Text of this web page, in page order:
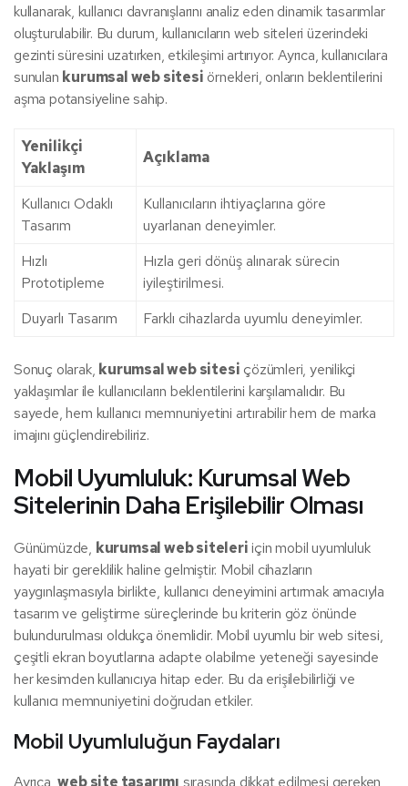
kullanarak, kullanıcı davranışlarını analiz eden dinamik tasarımlar
oluşturulabilir. Bu durum, kullanıcıların web siteleri üzerindeki
gezinti süresini uzatırken, etkileşimi artırıyor. Ayrıca, kullanıcılara
sunulan kurumsal web sitesi örnekleri, onların beklentilerini
aşma potansiyeline sahip.
Yenilikçi
Yaklaşım
Açıklama
Kullanıcı Odaklı
Tasarım
Kullanıcıların ihtiyaçlarına göre
uyarlanan deneyimler.
Hızlı
Prototipleme
Hızla geri dönüş alınarak sürecin
iyileştirilmesi.
Duyarlı Tasarım
Farklı cihazlarda uyumlu deneyimler.
Sonuç olarak, kurumsal web sitesi çözümleri, yenilikçi
yaklaşımlar ile kullanıcıların beklentilerini karşılamalıdır. Bu
sayede, hem kullanıcı memnuniyetini artırabilir hem de marka
imajını güçlendirebiliriz.
Mobil Uyumluluk: Kurumsal Web
Sitelerinin Daha Erişilebilir Olması
Günümüzde, kurumsal web siteleriiçin mobil uyumluluk
hayati bir gereklilik haline gelmiştir. Mobil cihazların
yaygınlaşmasıyla birlikte, kullanıcı deneyimini artırmak amacıyla
tasarım ve geliştirme süreçlerinde bu kriterin göz önünde
bulundurulması oldukça önemlidir. Mobil uyumlu bir web sitesi,
çeşitli ekran boyutlarına adapte olabilme yeteneği sayesinde
her kesimden kullanıcıya hitap eder. Bu da erişilebilirliği ve
kullanıcı memnuniyetini doğrudan etkiler.
Mobil Uyumluluğun Faydaları
Ayrıca,web site tasarımı sırasında dikkat edilmesi gereken